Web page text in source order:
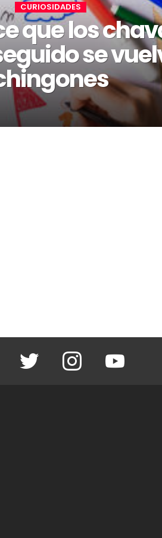
CURIOSIDADES
que los
se
Twitter Instagram Youtube